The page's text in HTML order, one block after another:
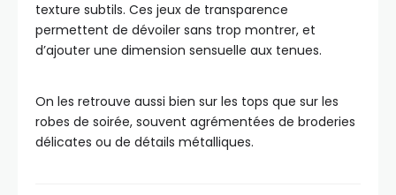
texture subtils. Ces jeux de transparence
permettent de dévoiler sans trop montrer, et
d’ajouter une dimension sensuelle aux tenues.
On les retrouve aussi bien sur les tops que sur les
robes de soirée, souvent agrémentées de broderies
délicates ou de détails métalliques.